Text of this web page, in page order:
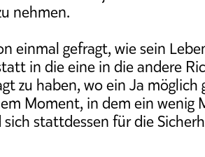
nehmen.
einmal gefragt, wie sein
in die eine in die andere
zu haben, wo ein Ja möglich
Moment, in dem ein wenig
stattdessen für die